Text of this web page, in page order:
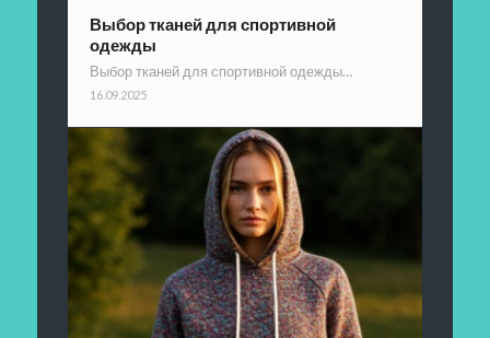
Выбор тканей для спортивной
одежды
Выбор тканей для спортивной одежды…
16.09.2025